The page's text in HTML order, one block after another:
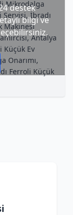
destek
bilgi ve
Mikrodalga
Servisi, İbradı
Makinesi
Antalya
Küçük Ev
Onarımı,
Ferroli Küçük